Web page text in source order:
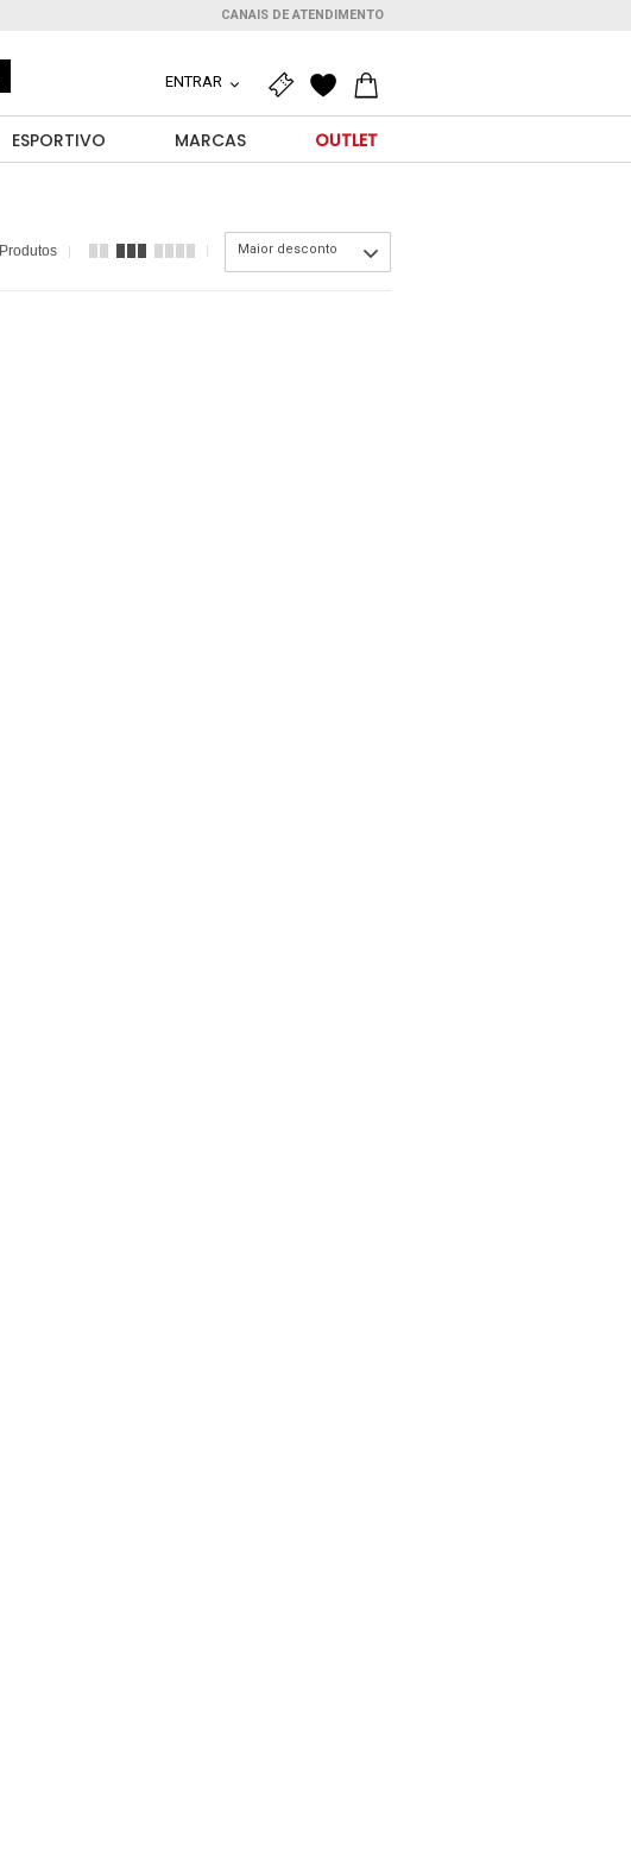
CANAIS DE ATENDIMENTO
ENTRAR
ESPORTIVO MARCAS OUTLET
Produtos Maior desconto